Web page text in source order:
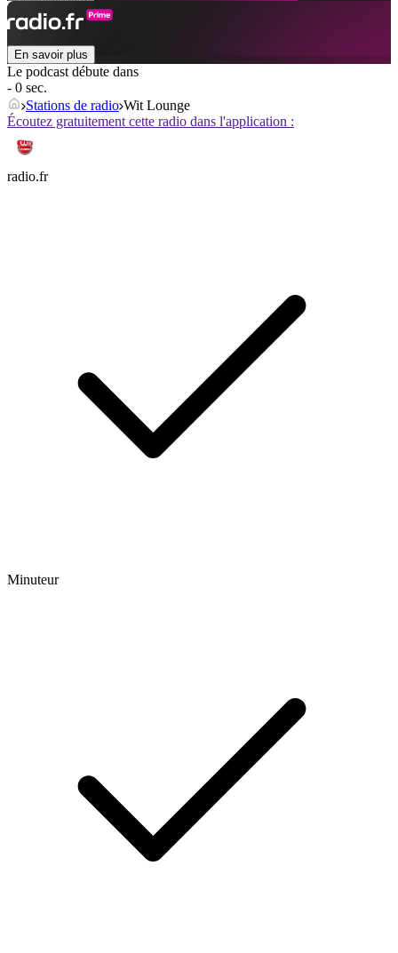
En savoir plus
Le podcast débute dans
- 0 sec.
Stations de radio Wit Lounge
Écoutez gratuitement cette radio dans l'application :
radio.fr
Minuteur